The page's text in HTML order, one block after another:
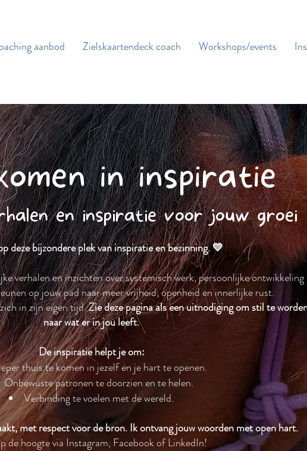
aanbod Zielskaartendeck coach Workshops/events
in inspiratie
en inspiratie voor jouw groei
deze bijzondere plek van inspiratie en bezinning. 💛
verhalen en inzichten over systemisch werk, persoonlijke
op jouw pad naar meer vrijheid, openheid en innerlijke rust.
in zijn eigen tijd.Zie deze pagina als een uitnodiging om stil te
naar wat er in jou leeft.
De inspiratie helpt je om:
thuis te komen in jezelf en je hart te openen.
Onbewuste patronen te doorzien en te helen.
Verbinding te voelen met de wereld.
met respect voor de bron. Ik ontvang jouw woorden met open hart.
de hoogte via Instagram, Facebook of LinkedIn!